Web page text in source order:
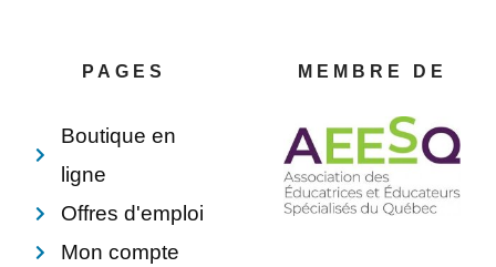
p
e
PAGES
Boutique en
ligne
Offres d'emploi
Mon compte
MEMBRE DE